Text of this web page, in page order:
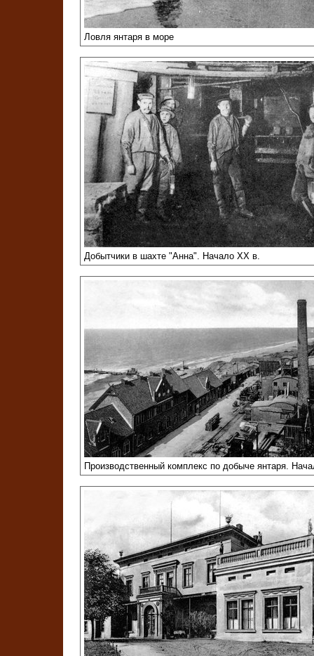
Ловля янтаря в море
Добытчики в шахте "Анна". Начало XX в.
Производственный комплекс по добыче янтаря.